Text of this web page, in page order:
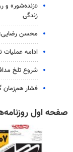
«زنده‌شور» و
زندگی
محسن رضایی:
ادامه عملیات
شروع تلخ
فشار هم‌زمان
صفحه اول